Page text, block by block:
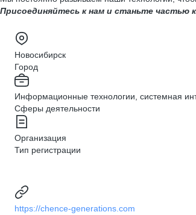
Присоединяйтесь к нам и станьте частью
Новосибирск
Город
Информационные технологии, системная
Сферы деятельности
Организация
Тип регистрации
https://chence-generations.com